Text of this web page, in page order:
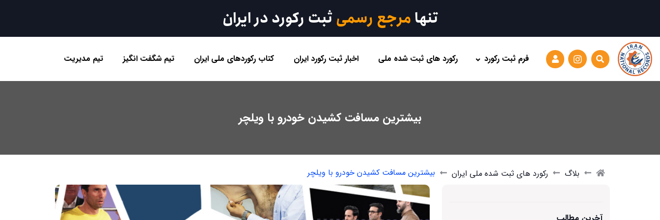
تنهامرجع رسمیثبت رکورد در ایران
فرم ثبت رکورد رکورد های ثبت شده ملی اخبار ثبت رکورد ایران کتاب رکوردهای ملی ایران تیم شگفت انگیز تیم مدیریت
بیشترین مسافت کشیدن خودرو با ویلچر
بلاگ رکورد های ثبت شده ملی ایران بیشترین مسافت کشیدن خودرو با ویلچر